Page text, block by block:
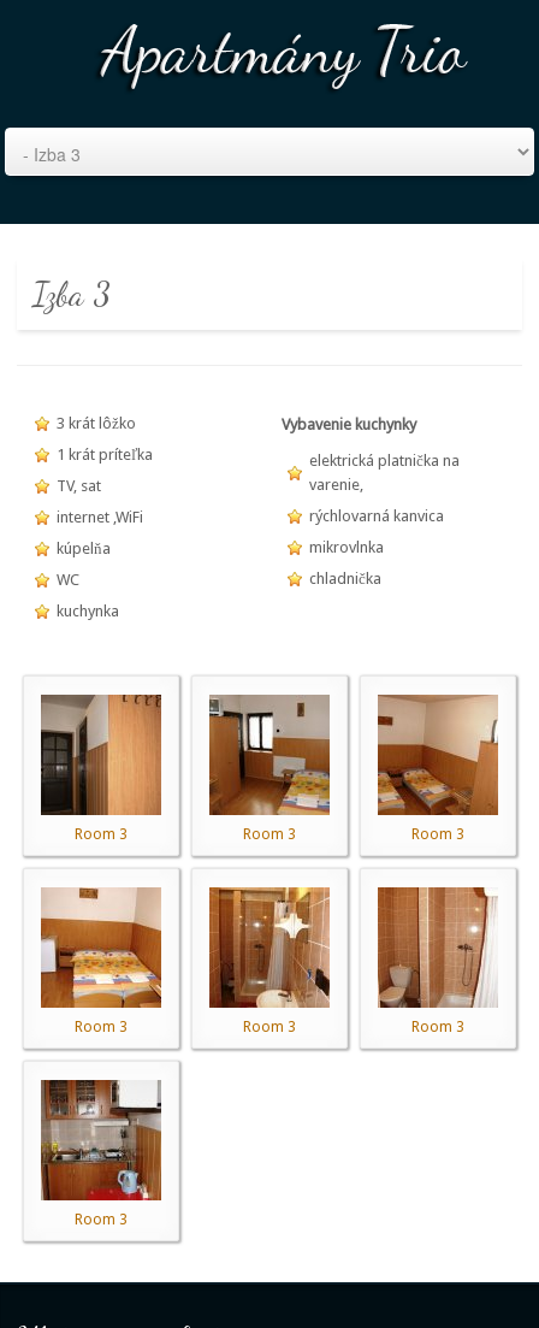
Izba 3
3 krát lôžko
1 krát príteľka
TV, sat
internet ,WiFi
kúpelňa
WC
kuchynka
Vybavenie kuchynky
elektrická platnička na
varenie,
rýchlovarná kanvica
mikrovlnka
chladnička
Room 3 Room 3 Room 3
Room 3 Room 3 Room 3
Room 3